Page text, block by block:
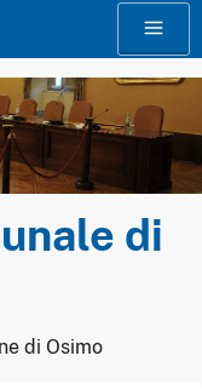
Menu
di
di Osimo